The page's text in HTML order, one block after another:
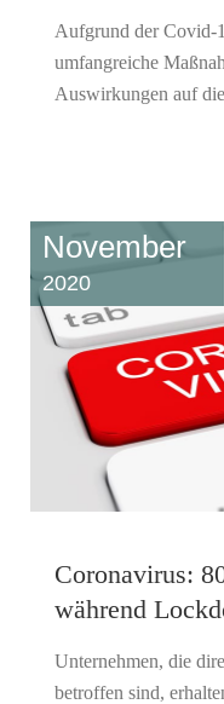
Aufgrund der Covid-
umfangreiche
Auswirkungen auf
November
2020
Coronavirus:
während
Unternehmen, die
betroffen sind,